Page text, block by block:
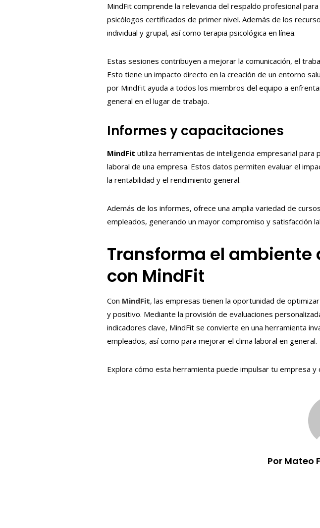
MindFit comprende la relevancia del respaldo profesional
psicólogos certificados de primer nivel. Además de los
individual y grupal, así como terapia psicológica en línea.
Estas sesiones contribuyen a mejorar la comunicación, el
Esto tiene un impacto directo en la creación de un entorno
por MindFit ayuda a todos los miembros del equipo a
general en el lugar de trabajo.
Informes y capacitaciones
MindFit utiliza herramientas de inteligencia empresarial
laboral de una empresa. Estos datos permiten evaluar el
la rentabilidad y el rendimiento general.
Además de los informes, ofrece una amplia variedad de
empleados, generando un mayor compromiso y satisfacción
Transforma el
con MindFit
Con MindFit, las empresas tienen la oportunidad de
y positivo. Mediante la provisión de evaluaciones
indicadores clave, MindFit se convierte en una herramienta
empleados, así como para mejorar el clima laboral en general.
Explora cómo esta herramienta puede impulsar tu empresa
Por Mateo